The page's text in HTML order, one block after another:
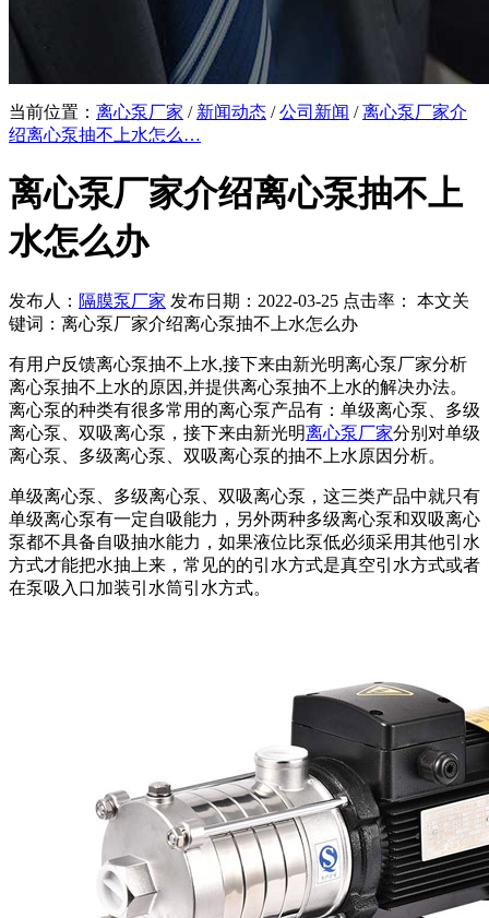
当前位置： 离心泵厂家 / 新闻动态 /公司新闻 /离心泵厂家介
绍离心泵抽不上水怎么…
离心泵厂家介绍离心泵抽不上
水怎么办
发布人： 隔膜泵厂家 发布日期：2022-03-25 点击率：
本文关
键词：离心泵厂家介绍离心泵抽不上水怎么办
有用户反馈离心泵抽不上水,接下来由新光明离心泵厂家分析
离心泵抽不上水的原因,并提供离心泵抽不上水的解决办法。
离心泵的种类有很多常用的离心泵产品有：单级离心泵、多级
离心泵、双吸离心泵，接下来由新光明离心泵厂家分别对单级
离心泵、多级离心泵、双吸离心泵的抽不上水原因分析。
单级离心泵、多级离心泵、双吸离心泵，这三类产品中就只有
单级离心泵有一定自吸能力，另外两种多级离心泵和双吸离心
泵都不具备自吸抽水能力，如果液位比泵低必须采用其他引水
方式才能把水抽上来，常见的的引水方式是真空引水方式或者
在泵吸入口加装引水筒引水方式。